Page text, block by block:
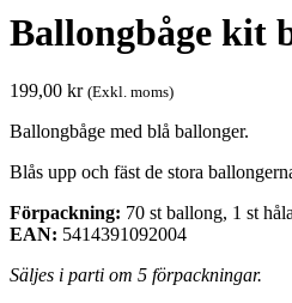
Ballongbåge kit
199,00 kr (Exkl. moms)
Ballongbåge med blå ballonger.
Blås upp och fäst de stora
Förpackning: 70 st ballong, 1 st
EAN: 5414391092004
Säljes i parti om 5 förpackningar.